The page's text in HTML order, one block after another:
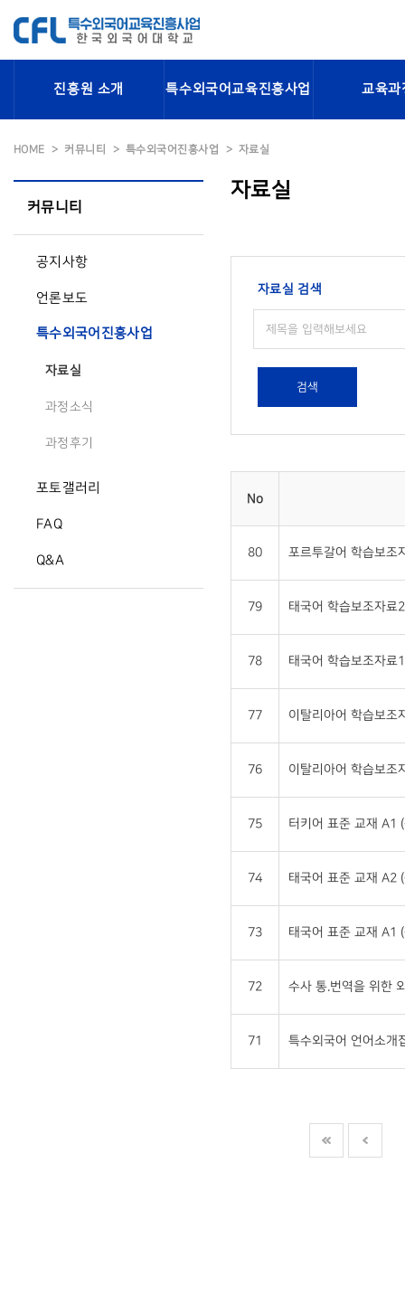
진흥원 소개 특수외국어교육진흥사업 교육과
HOME 커뮤니티 특수외국어진흥사업 자료실
커뮤니티
공지사항
언론보도
특수외국어진흥사업
자료실
과정소식
과정후기
포토갤러리
FAQ
Q&A
자료실
자료실 검색
검색
No
80 포르투갈어 학습보조
79 태국어 학습보조자료
78 태국어 학습보조자료
77 이탈리아어 학습보조
76 이탈리아어 학습보조
75 터키어 표준 교재 A1
74 태국어 표준 교재 A2
73 태국어 표준 교재 A1
72 수사 통.번역을 위한
71 특수외국어 언어소개